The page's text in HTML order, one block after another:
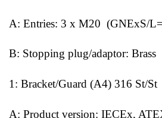
A: Entries: 3 x M20 (GNExS/
B: Stopping plug/adaptor: Brass
1: Bracket/Guard (A4) 316 St/St
A: Product version: IECEx,